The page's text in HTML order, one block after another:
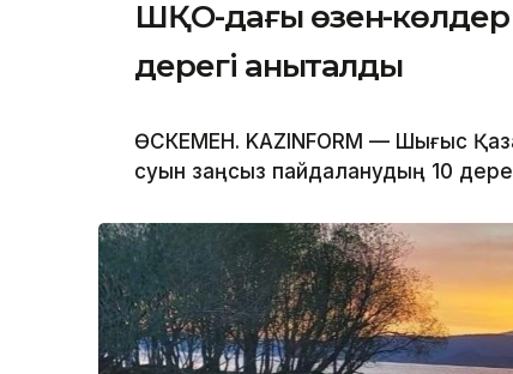
ШҚО-дағы өзен-көлдер
дерегі анықталды
ӨСКЕМЕН. KAZINFORM — Шығыс
суын заңсыз пайдаланудың 10